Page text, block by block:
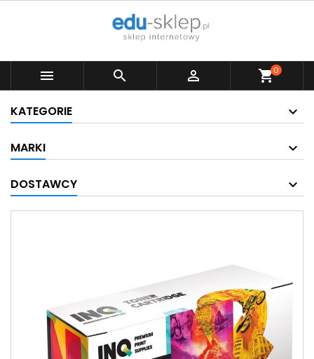
   shopping_cart0
KATEGORIE
MARKI
DOSTAWCY